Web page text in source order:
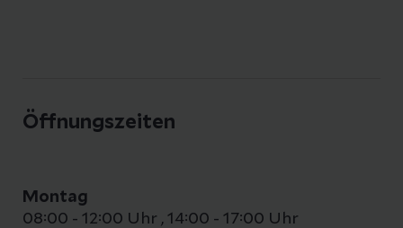
Öffnungszeiten
Montag
08:00 - 12:00 Uhr , 14:00 - 17:00 Uhr